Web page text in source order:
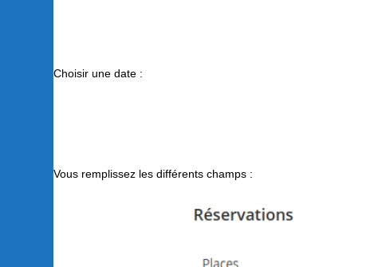
Choisir une date :
Vous remplissez les différents champs :